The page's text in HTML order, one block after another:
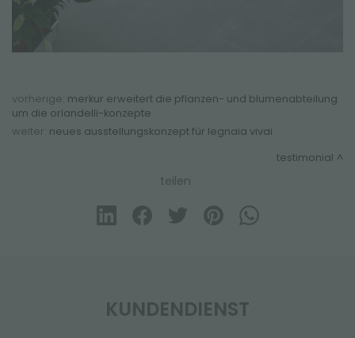
vorherige: merkur erweitert die pflanzen- und blumenabteilung
um die orlandelli-konzepte
weiter: neues ausstellungskonzept für legnaia vivai
testimonial
teilen
KUNDENDIENST